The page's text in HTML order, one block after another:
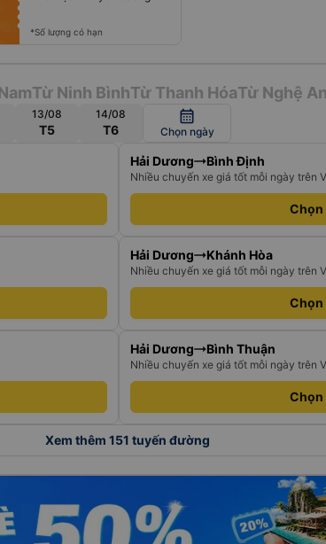
fiber_manual_record
fiber_manual_record
fiber_manual_record
*Số lượng có hạn
Từ Ninh BìnhTừ Thanh HóaTừ Nghệ An
13/08
T5
14/08
T6
calendar_month
Chọn ngày
Hải Dương Bình Định
Nhiều chuyến xe giá tốt mỗi ngày trên
Chọn
Hải Dương Khánh Hòa
Nhiều chuyến xe giá tốt mỗi ngày trên
Chọn
Hải Dương Bình Thuận
Nhiều chuyến xe giá tốt mỗi ngày trên
Chọn
Xem thêm 151 tuyến đường